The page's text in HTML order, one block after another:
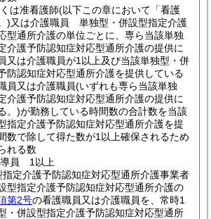
は准看護師(以下この章において「看護
)又は介護職員 単独型・併設型指定介護
型通所介護の単位ごとに、専ら当該単独
介護予防認知症対応型通所介護の提供に
又は介護職員が1以上及び当該単独型・併
防認知症対応型通所介護を提供している
員又は介護職員(いずれも専ら当該単独
介護予防認知症対応型通所介護の提供に
。)が勤務している時間数の合計数を当該
指定介護予防認知症対応型通所介護を提
数で除して得た数が1以上確保されるため
れる数
導員 1以上
定介護予防認知症対応型通所介護事業者
型指定介護予防認知症対応型通所介護の
第2号の看護職員又は介護職員を、常時1
・併設型指定介護予防認知症対応型通所